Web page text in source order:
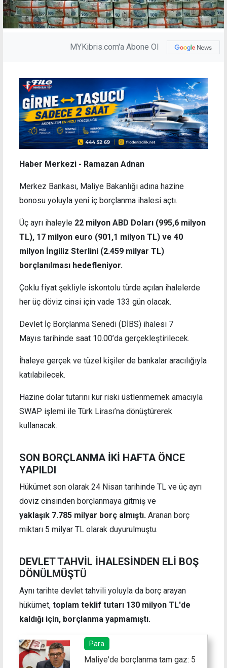
MYKibris.com'a Abone Ol
Haber Merkezi - Ramazan Adnan
Merkez Bankası, Maliye Bakanlığı adına hazine
bonosu yoluyla yeni iç borçlanma ihalesi açtı.
Üç ayrı ihaleyle 22 milyon ABD Doları (995,6 milyon
TL), 17 milyon euro (901,1 milyon TL) ve 40
milyon İngiliz Sterlini (2.459 milyar TL)
borçlanılması hedefleniyor.
Çoklu fiyat şekliyle iskontolu türde açılan ihalelerde
her üç döviz cinsi için vade 133 gün olacak.
Devlet İç Borçlanma Senedi (DİBS) ihalesi 7
Mayıs tarihinde saat 10.00’da gerçekleştirilecek.
İhaleye gerçek ve tüzel kişiler de bankalar aracılığıyla
katılabilecek.
Hazine dolar tutarını kur riski üstlenmemek amacıyla
SWAP işlemi ile Türk Lirası’na dönüştürerek
kullanacak.
SON BORÇLANMA İKİ HAFTA ÖNCE
YAPILDI
Hükümet son olarak 24 Nisan tarihinde TL ve üç ayrı
döviz cinsinden borçlanmaya gitmiş ve
yaklaşık 7.785 milyar borç almıştı. Aranan borç
miktarı 5 milyar TL olarak duyurulmuştu.
DEVLET TAHVİL İHALESİNDEN ELİ BOŞ
DÖNÜLMÜŞTÜ
Aynı tarihte devlet tahvili yoluyla da borç arayan
hükümet, toplam teklif tutarı 130 milyon TL'de
kaldığı için, borçlanma yapmamıştı.
Para
Maliye'de borçlanma tam gaz: 5